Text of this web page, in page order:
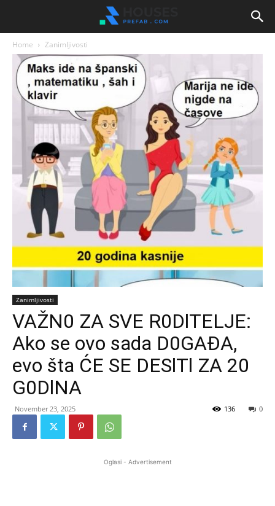
Home Zanimljivosti
Zanimljivosti
VAŽN0 ZA SVE R0DlTELJE:
Ako se ovo sada D0GAĐA,
evo šta ĆE SE DESlTl ZA 20
G0DlNA
November 23, 2025 0
136
Oglasi - Advertisement